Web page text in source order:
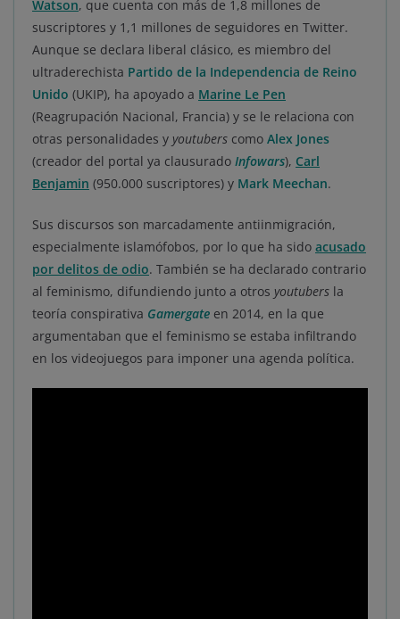
Watson, que cuenta con más de 1,8 millones de
suscriptores y 1,1 millones de seguidores en Twitter.
Aunque se declara liberal clásico, es miembro del
ultraderechista Partido de la Independencia de Reino
Unido (UKIP), ha apoyado a Marine Le Pen
(Reagrupación Nacional, Francia) y se le relaciona con
otras personalidades y youtubers como Alex Jones
(creador del portal ya clausurado Infowars), Carl
Benjamin (950.000 suscriptores) y Mark Meechan.
Sus discursos son marcadamente antiinmigración,
especialmente islamófobos, por lo que ha sido acusado
por delitos de odio. También se ha declarado contrario
al feminismo, difundiendo junto a otros youtubers la
teoría conspirativa Gamergate en 2014, en la que
argumentaban que el feminismo se estaba infiltrando
en los videojuegos para imponer una agenda política.